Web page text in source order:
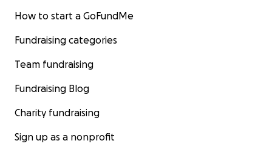
How to start a GoFundMe
Fundraising categories
Team fundraising
Fundraising Blog
Charity fundraising
Sign up as a nonprofit